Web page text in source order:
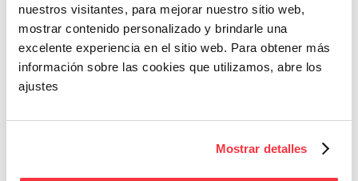
nuestros visitantes, para mejorar nuestro sitio web,
mostrar contenido personalizado y brindarle una
excelente experiencia en el sitio web. Para obtener más
información sobre las cookies que utilizamos, abre los
ajustes
Mostrar detalles
Cazaofertas
Adelántate a todos y